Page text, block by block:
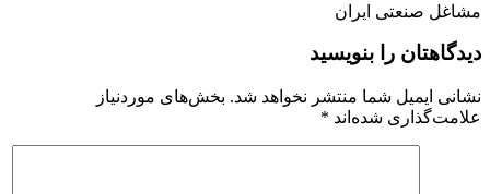
مشاغل صنعتی ایران
دیدگاهتان را بنویسید
نشانی ایمیل شما منتشر نخواهد شد. بخش‌های موردنیاز
علامت‌گذاری شده‌اند *